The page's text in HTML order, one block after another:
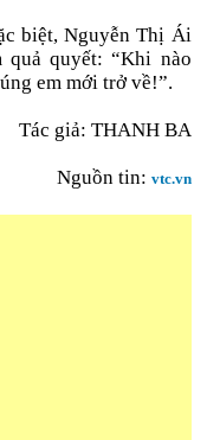
biệt, Nguyễn Thị Ái
quyết: “Khi nào
em mới trở về!”.
Tác giả: THANH BA
Nguồn tin: vtc.vn